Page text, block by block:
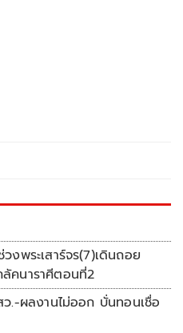
งพระเสาร์จร(7)เดินถอย
คนาราศีตอนที่2
.-ผลงานไม่ออก บั่นทอนเชื่อ